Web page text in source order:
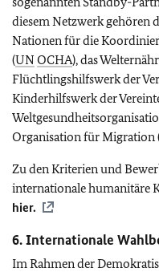
diesem Netzwerk gehören
Nationen für die
(UNOCHA), das
Flüchtlingshilfswerk der
Kinderhilfswerk der
Organisation für Migration
Zu den Kriterien und
internationale humanitäre
hier.
6. Internationale
Im Rahmen der